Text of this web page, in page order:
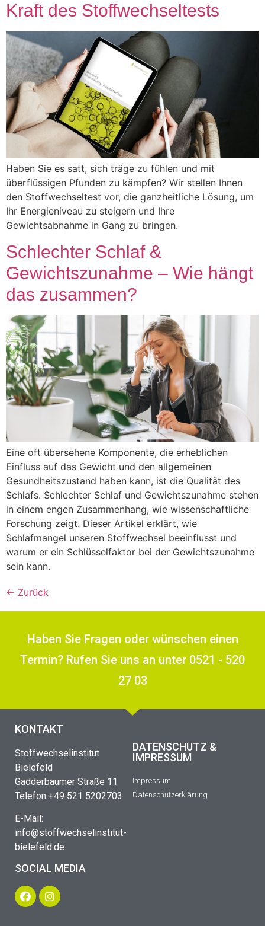
Kraft des Stoffwechseltests
Haben Sie es satt, sich träge zu fühlen und mit
überflüssigen Pfunden zu kämpfen? Wir stellen Ihnen
den Stoffwechseltest vor, die ganzheitliche Lösung, um
Ihr Energieniveau zu steigern und Ihre
Gewichtsabnahme in Gang zu bringen.
Schlechter Schlaf &
Gewichtszunahme – Wie hängt
das zusammen?
Eine oft übersehene Komponente, die erheblichen
Einfluss auf das Gewicht und den allgemeinen
Gesundheitszustand haben kann, ist die Qualität des
Schlafs. Schlechter Schlaf und Gewichtszunahme stehen
in einem engen Zusammenhang, wie wissenschaftliche
Forschung zeigt. Dieser Artikel erklärt, wie
Schlafmangel unseren Stoffwechsel beeinflusst und
warum er ein Schlüsselfaktor bei der Gewichtszunahme
sein kann.
← Zurück
Haben Sie Fragen oder wünschen einen
Termin? Rufen Sie uns an unter 0521 - 520
27 03
KONTAKT
Stoffwechselinstitut
Bielefeld
Gadderbaumer Straße 11
Telefon +49 521 5202703
E-Mail:
info@stoffwechselinstitut-
bielefeld.de
DATENSCHUTZ &
IMPRESSUM
Impressum
Datenschutzerklärung
SOCIAL MEDIA